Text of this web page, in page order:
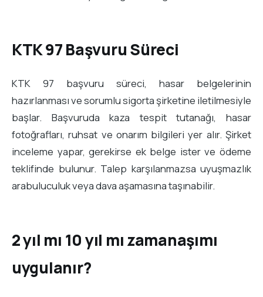
KTK 97 Başvuru Süreci
KTK 97 başvuru süreci, hasar belgelerinin
hazırlanması ve sorumlu sigorta şirketine iletilmesiyle
başlar. Başvuruda kaza tespit tutanağı, hasar
fotoğrafları, ruhsat ve onarım bilgileri yer alır. Şirket
inceleme yapar, gerekirse ek belge ister ve ödeme
teklifinde bulunur. Talep karşılanmazsa uyuşmazlık
arabuluculuk veya dava aşamasına taşınabilir.
2 yıl mı 10 yıl mı zamanaşımı
uygulanır?